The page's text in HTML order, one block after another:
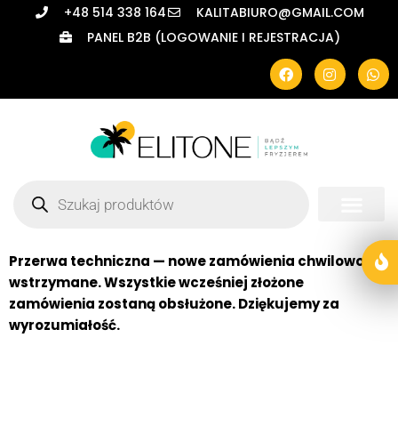
+48 514 338 164
KALITABIURO@GMAIL.COM
PANEL B2B (LOGOWANIE I REJESTRACJA)
Przerwa techniczna — nowe zamówienia chwilowo
wstrzymane. Wszystkie wcześniej złożone
zamówienia zostaną obsłużone. Dziękujemy za
wyrozumiałość.